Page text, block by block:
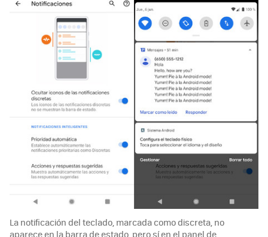
La notificación del teclado, marcada como discreta, no
aparece en la barra de estado, pero sí en el panel de